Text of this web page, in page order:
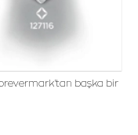
başka bir